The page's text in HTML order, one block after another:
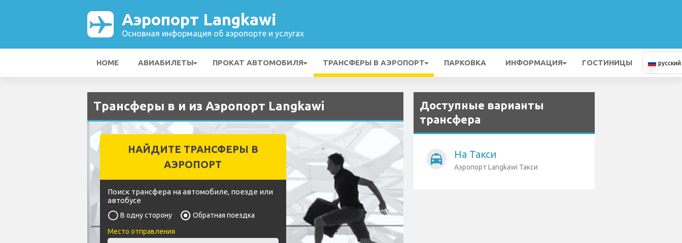
Аэропорт Langkawi
Основная информация об аэропорте и услугах
HOME АВИАБИЛЕТЫ ПРОКАТ АВТОМОБИЛЯ ТРАНСФЕРЫ В АЭРОПОРТ ПАРКОВКА ИНФОРМАЦИЯ ГОСТИНИЦЫ русский
Трансферы в и из Аэропорт Langkawi
НАЙДИТЕ ТРАНСФЕРЫ В
АЭРОПОРТ
Поиск трансфера на автомобиле, поезде или
автобусе
В одну сторону
Обратная поездка
Место отправления
Доступные варианты
трансфера
local_taxi На Такси
Аэропорт Langkawi Такси